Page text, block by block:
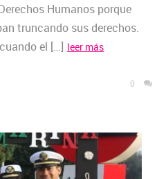
Humanos porque
truncando sus derechos.
el […] leer más
0